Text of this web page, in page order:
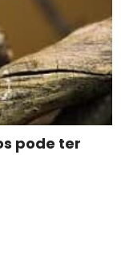
pode ter